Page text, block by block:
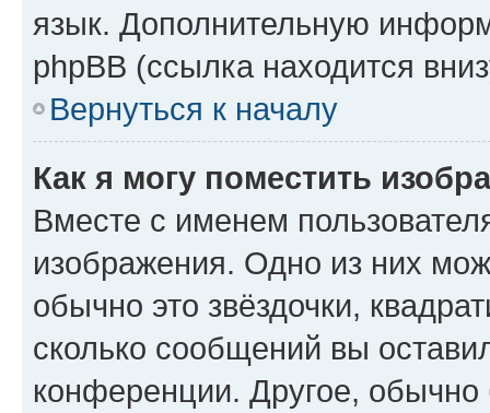
язык. Дополнительную
phpBB (ссылка находится
Вернуться к началу
Как я могу поместить
Вместе с именем
изображения. Одно из них
обычно это звёздочки,
сколько сообщений вы
конференции. Другое,